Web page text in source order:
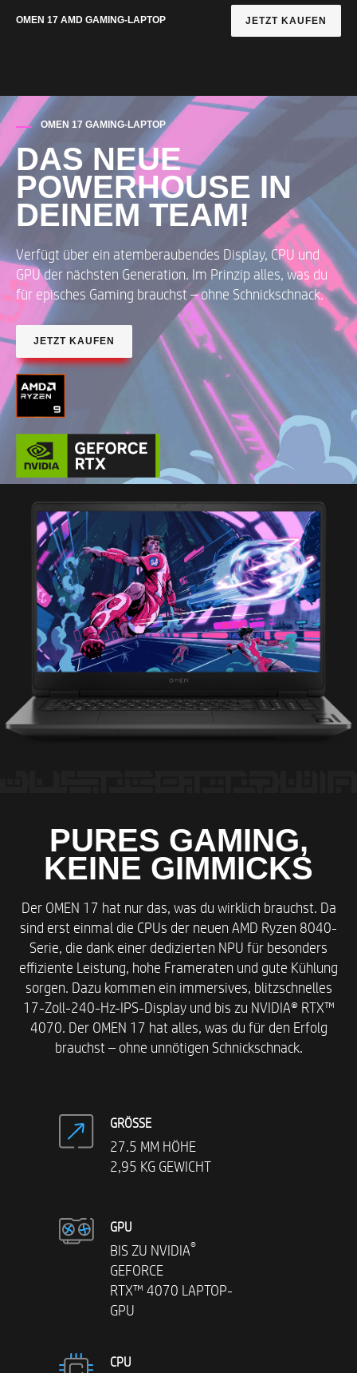
OMEN 17 AMD GAMING-LAPTOP JETZT KAUFEN
OMEN 17 GAMING-LAPTOP
DAS NEUE
POWERHOUSE IN
DEINEM TEAM!
Verfügt über ein atemberaubendes Display, CPU und
GPU der nächsten Generation. Im Prinzip alles, was du
für episches Gaming brauchst – ohne Schnickschnack.
JETZT KAUFEN
PURES GAMING,
KEINE GIMMICKS
Der OMEN 17 hat nur das, was du wirklich brauchst. Da
sind erst einmal die CPUs der neuen AMD Ryzen 8040-
Serie, die dank einer dedizierten NPU für besonders
effiziente Leistung, hohe Frameraten und gute Kühlung
sorgen. Dazu kommen ein immersives, blitzschnelles
17-Zoll-240-Hz-IPS-Display und bis zu NVIDIA® RTX™
4070. Der OMEN 17 hat alles, was du für den Erfolg
brauchst – ohne unnötigen Schnickschnack.
GRÖSSE
27.5 MM HÖHE
2,95 KG GEWICHT
GPU
BIS ZU NVIDIA®
GEFORCE
RTX™ 4070 LAPTOP-
GPU
CPU